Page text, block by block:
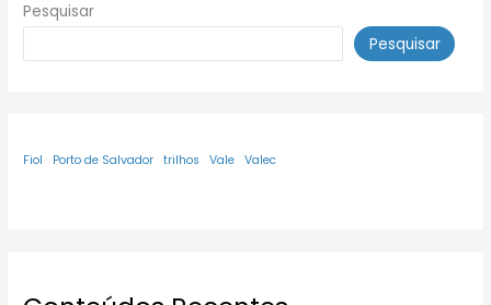
Pesquisar
Pesquisar
Fiol Porto de Salvador trilhos Vale Valec